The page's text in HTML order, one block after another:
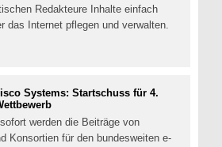
Redakteure Inhalte einfach
das Internet pflegen und verwalten.
Systems: Startschuss für 4.
werden die Beiträge von
Konsortien für den bundesweiten e-